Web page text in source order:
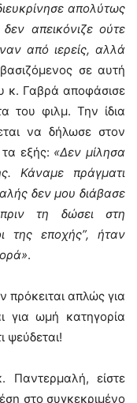
απολύτως
απεικόνιζε ούτε
από ιερείς, αλλά
σε αυτή
κ. Γαβρά αποφάσισε
του φιλμ. Την ίδια
να δήλωσε στον
εξής: «Δεν μίλησα
Κάναμε πράγματι
δεν μου διάβασε
τη δώσει στη
της εποχής”, ήταν
.
πρόκειται απλώς για
για ωμή κατηγορία
ψεύδεται!
Παντερμαλή, είστε
στο συγκεκριμένο